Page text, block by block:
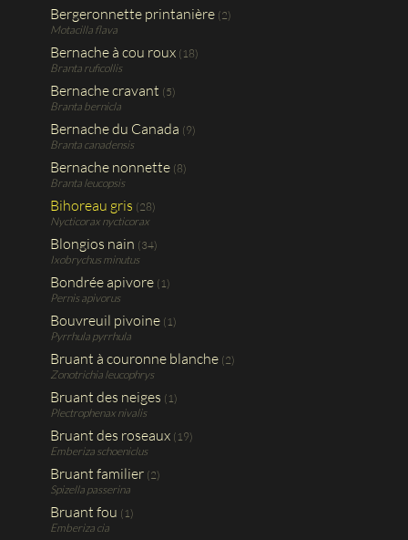
Bergeronnette printanière (2)
Motacilla flava
Bernache à cou roux (18)
Branta ruficollis
Bernache cravant (5)
Branta bernicla
Bernache du Canada (9)
Branta canadensis
Bernache nonnette (8)
Branta leucopsis
Bihoreau gris (28)
Nycticorax nycticorax
Blongios nain (34)
Ixobrychus minutus
Bondrée apivore (1)
Pernis apivorus
Bouvreuil pivoine (1)
Pyrrhula pyrrhula
Bruant à couronne blanche (2)
Zonotrichia leucophrys
Bruant des neiges (1)
Plectrophenax nivalis
Bruant des roseaux (19)
Emberiza schoeniclus
Bruant familier (2)
Spizella passerina
Bruant fou (1)
Emberiza cia